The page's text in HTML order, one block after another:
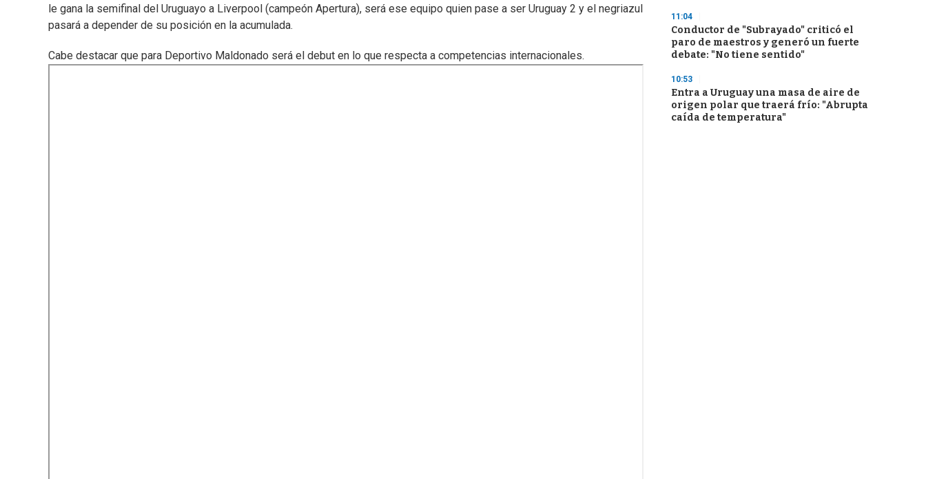
le gana la semifinal del Uruguayo a Liverpool (campeón Apertura), será ese equipo quien pase a ser Uruguay 2 y el negriazul
pasará a depender de su posición en la acumulada.
Cabe destacar que para Deportivo Maldonado será el debut en lo que respecta a competencias internacionales.
11:04
Conductor de "Subrayado" criticó el
paro de maestros y generó un fuerte
debate: "No tiene sentido"
10:53
Entra a Uruguay una masa de aire de
origen polar que traerá frío: "Abrupta
caída de temperatura"